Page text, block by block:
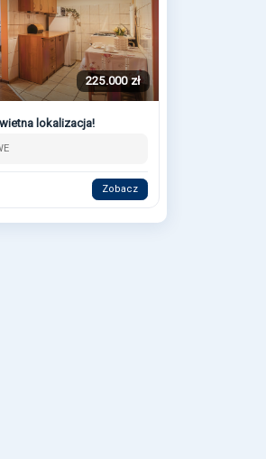
225.000 zł
lokalizacja!
Zobacz